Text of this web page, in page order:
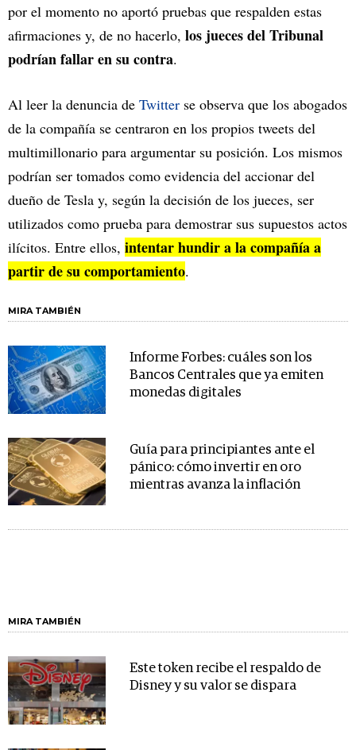
por el momento no aportó pruebas que respalden estas
afirmaciones y, de no hacerlo, los jueces del Tribunal
podrían fallar en su contra.
Al leer la denuncia de Twitter se observa que los abogados
de la compañía se centraron en los propios tweets del
multimillonario para argumentar su posición. Los mismos
podrían ser tomados como evidencia del accionar del
dueño de Tesla y, según la decisión de los jueces, ser
utilizados como prueba para demostrar sus supuestos actos
ilícitos. Entre ellos, intentar hundir a la compañía a
partir de su comportamiento.
MIRA TAMBIÉN
Informe Forbes: cuáles son los
Bancos Centrales que ya emiten
monedas digitales
Guía para principiantes ante el
pánico: cómo invertir en oro
mientras avanza la inflación
MIRA TAMBIÉN
Este token recibe el respaldo de
Disney y su valor se dispara